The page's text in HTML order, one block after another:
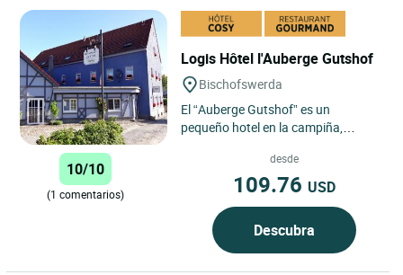
Logis Hôtel l'Auberge Gutshof
Bischofswerda
El “Auberge Gutshof” es un
pequeño hotel en la campiña,
Bischofswerda. Se trata de...
10/10
(1 comentarios)
desde
109.76 USD
Descubra